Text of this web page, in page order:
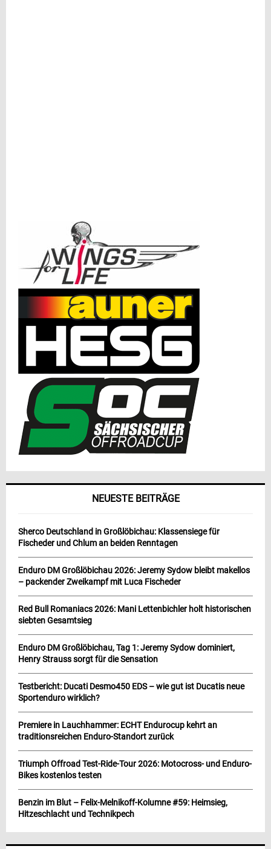
NEUESTE BEITRÄGE
Sherco Deutschland in Großlöbichau: Klassensiege für
Fischeder und Chlum an beiden Renntagen
Enduro DM Großlöbichau 2026: Jeremy Sydow bleibt makellos
– packender Zweikampf mit Luca Fischeder
Red Bull Romaniacs 2026: Mani Lettenbichler holt historischen
siebten Gesamtsieg
Enduro DM Großlöbichau, Tag 1: Jeremy Sydow dominiert,
Henry Strauss sorgt für die Sensation
Testbericht: Ducati Desmo450 EDS – wie gut ist Ducatis neue
Sportenduro wirklich?
Premiere in Lauchhammer: ECHT Endurocup kehrt an
traditionsreichen Enduro-Standort zurück
Triumph Offroad Test-Ride-Tour 2026: Motocross- und Enduro-
Bikes kostenlos testen
Benzin im Blut – Felix-Melnikoff-Kolumne #59: Heimsieg,
Hitzeschlacht und Technikpech